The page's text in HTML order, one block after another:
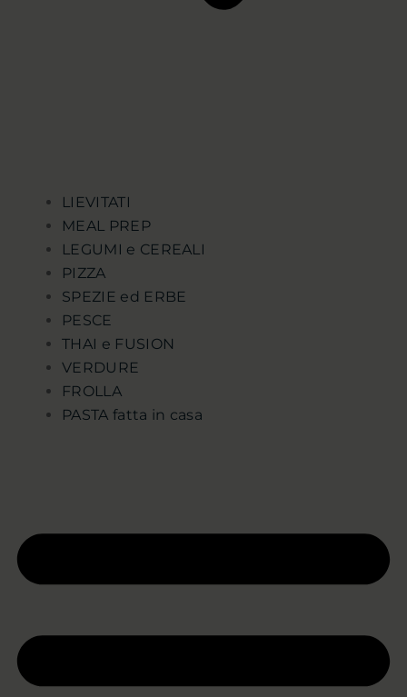
LIEVITATI
MEAL PREP
LEGUMI e CEREALI
PIZZA
SPEZIE ed ERBE
PESCE
THAI e FUSION
VERDURE
FROLLA
PASTA fatta in casa